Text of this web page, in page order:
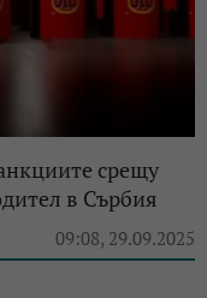
срещу
в Сърбия
09:08, 29.09.2025